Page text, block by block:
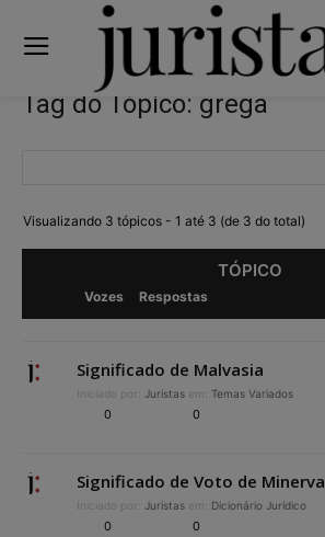
Tag do Tópico: grega
Visualizando 3 tópicos - 1 até 3 (de 3 do total)
TÓPICO
Vozes Respostas
Significado de Malvasia
Iniciado por: Juristas em: Temas Variados
0 0
Significado de Voto de Minerva
Iniciado por: Juristas em: Dicionário Jurídico
0 0